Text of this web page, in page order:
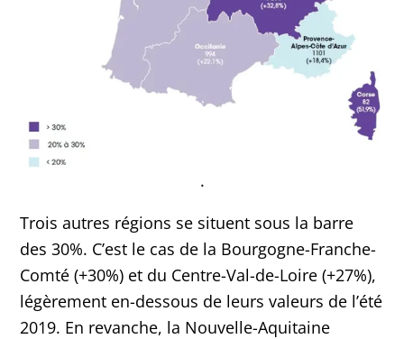
.
Trois autres régions se situent sous la barre
des 30%. C’est le cas de la Bourgogne-Franche-
Comté (+30%) et du Centre-Val-de-Loire (+27%),
légèrement en-dessous de leurs valeurs de l’été
2019. En revanche, la Nouvelle-Aquitaine